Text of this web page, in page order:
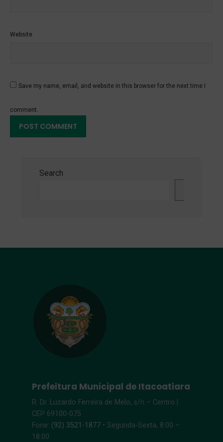
Website
Save my name, email, and website in this browser for the next time I
comment.
Search
Prefeitura Municipal de Itacoatiara
R. Dr. Luzardo Ferreira de Melo, s/n – Centro |
CEP 69100-075
Fone: (92) 3521-1877 • Segunda-Sexta, 8:00 –
18:00